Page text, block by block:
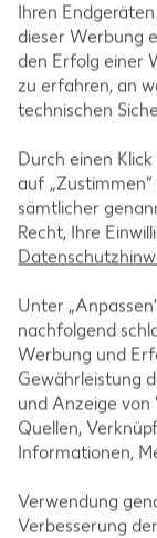
das
Stärke
Ihren
dieser Werbung
den Erfolg einer
zu erfahren, an
technischen
Durch einen
auf
sämtlicher
Recht, Ihre
Unter
nachfolgend
Werbung und
Gewährleistung
und Anzeige von
Quellen,
Informationen,
Verwendung
Verbesserung